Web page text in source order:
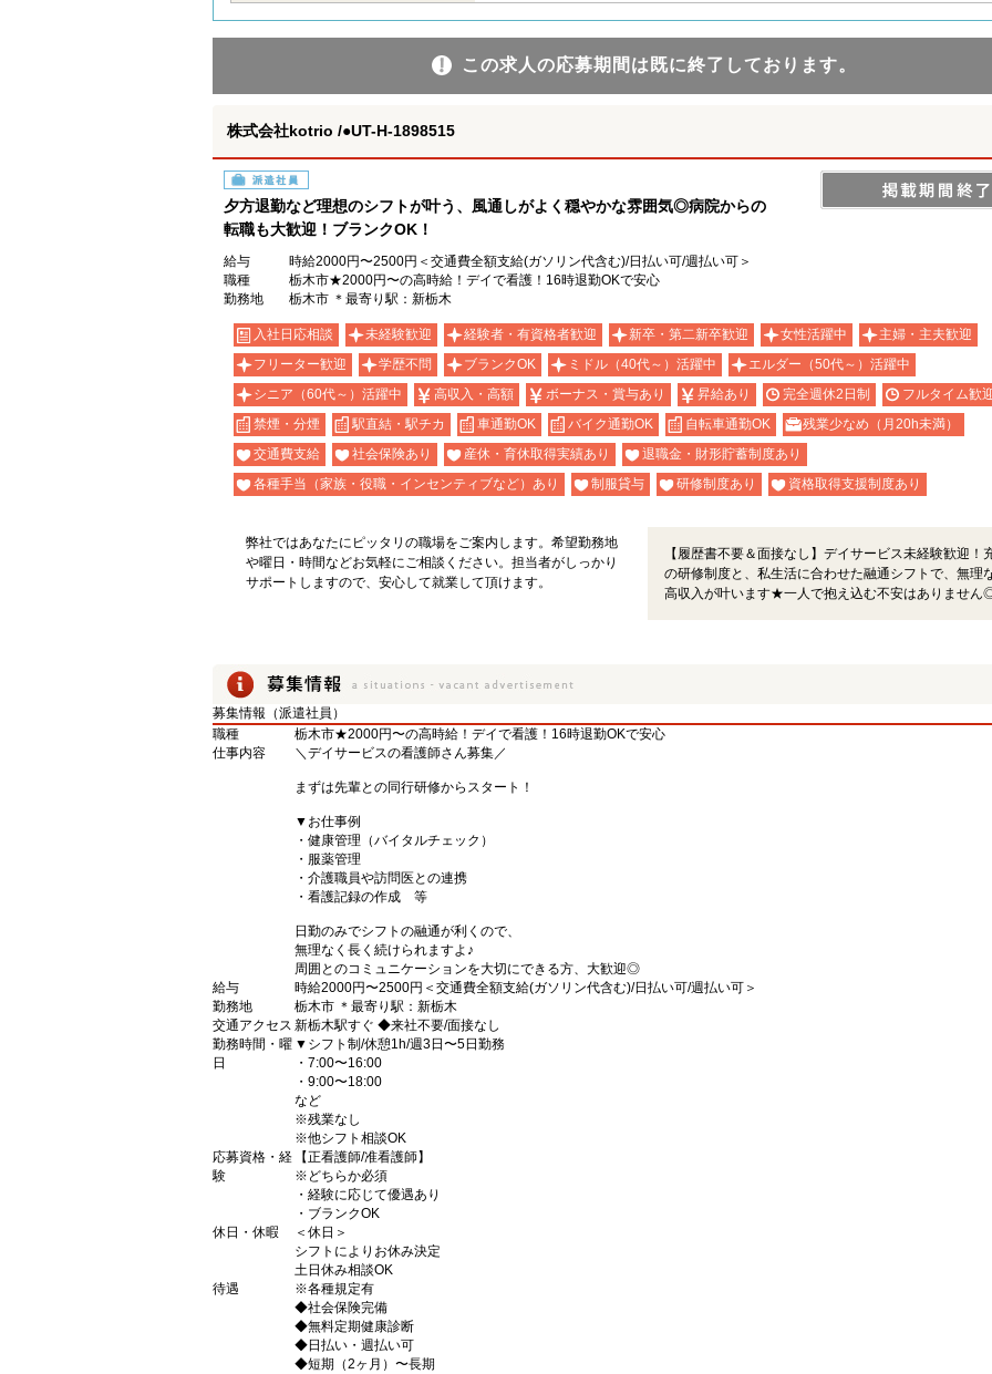
この求人の応募期間は既に終了しております。
株式会社kotrio /●UT-H-1898515
派遣社員
夕方退勤など理想のシフトが叶う、風通しがよく穏やかな雰囲気◎病院からの
転職も大歓迎！ブランクOK！
給与
時給2000円〜2500円＜交通費全額支給(ガソリン代含む)/日払い可/週払い可＞
職種
栃木市★2000円〜の高時給！デイで看護！16時退勤OKで安心
勤務地
栃木市 ＊最寄り駅：新栃木
入社日応相談 未経験歓迎 経験者・有資格者歓迎 新卒・第二新卒歓迎 女性活躍中
主婦・主夫歓迎
フリーター歓迎
学歴不問 ブランクOK ミドル（40代～）活躍中
エルダー（50代～）活躍中
シニア（60代～）活躍中
高収入・高額 ボーナス・賞与あり 昇給あり 完全週休2日制
フルタイム歓
禁煙・分煙
駅直結・駅チカ 車通勤OK バイク通勤OK 自転車通勤OK
残業少なめ（月20h未満）
交通費支給
社会保険あり 産休・育休取得実績あり
退職金・財形貯蓄制度あり
各種手当（家族・役職・インセンティブなど）あり
制服貸与 研修制度あり 資格取得支援制度あり
弊社ではあなたにピッタリの職場をご案内します。希望勤務地
や曜日・時間などお気軽にご相談ください。担当者がしっかり
サポートしますので、安心して就業して頂けます。
【履歴書不要＆面接なし】デイサービス未経験歓迎！
の研修制度と、私生活に合わせた融通シフトで、無理
高収入が叶います★一人で抱え込む不安はありません
募集情報（派遣社員）
職種
栃木市★2000円〜の高時給！デイで看護！16時退勤OKで安心
仕事内容
＼デイサービスの看護師さん募集／
まずは先輩との同行研修からスタート！
▼お仕事例
・健康管理（バイタルチェック）
・服薬管理
・介護職員や訪問医との連携
・看護記録の作成 等
日勤のみでシフトの融通が利くので、
無理なく長く続けられますよ♪
周囲とのコミュニケーションを大切にできる方、大歓迎◎
給与
時給2000円〜2500円＜交通費全額支給(ガソリン代含む)/日払い可/週払い可＞
勤務地
栃木市 ＊最寄り駅：新栃木
交通アクセス 新栃木駅すぐ ◆来社不要/面接なし
勤務時間・曜
日
▼シフト制/休憩1h/週3日〜5日勤務
・7:00〜16:00
・9:00〜18:00
など
※残業なし
※他シフト相談OK
応募資格・経
験
【正看護師/准看護師】
※どちらか必須
・経験に応じて優遇あり
・ブランクOK
休日・休暇
＜休日＞
シフトによりお休み決定
土日休み相談OK
待遇
※各種規定有
◆社会保険完備
◆無料定期健康診断
◆日払い・週払い可
◆短期（2ヶ月）〜長期